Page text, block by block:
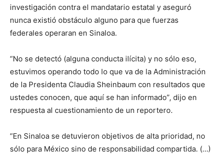
investigación contra el mandatario estatal y aseguró
nunca existió obstáculo alguno para que fuerzas
federales operaran en Sinaloa.
“No se detectó (alguna conducta ilícita) y no sólo eso,
estuvimos operando todo lo que va de la Administración
de la Presidenta Claudia Sheinbaum con resultados que
ustedes conocen, que aquí se han informado”, dijo en
respuesta al cuestionamiento de un reportero.
“En Sinaloa se detuvieron objetivos de alta prioridad, no
sólo para México sino de responsabilidad compartida. (…)